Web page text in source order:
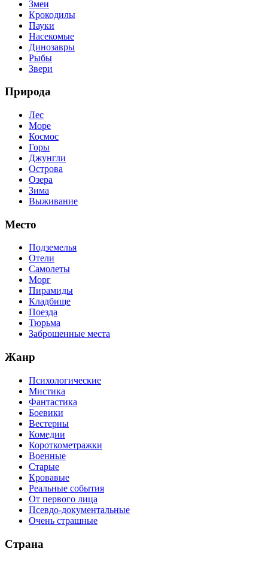
Змеи
Крокодилы
Пауки
Насекомые
Динозавры
Рыбы
Звери
Природа
Лес
Море
Космос
Горы
Джунгли
Острова
Озера
Зима
Выживание
Место
Подземелья
Отели
Самолеты
Морг
Пирамиды
Кладбище
Поезда
Тюрьма
Заброшенные места
Жанр
Психологические
Мистика
Фантастика
Боевики
Вестерны
Комедии
Короткометражки
Военные
Старые
Кровавые
Реальные события
От первого лица
Псевдо-документальные
Очень страшные
Страна